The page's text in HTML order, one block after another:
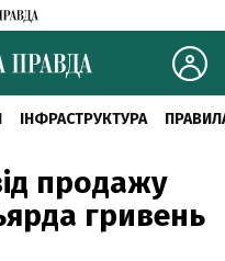
ІНФРАСТРУКТУРА
продажу
гривень